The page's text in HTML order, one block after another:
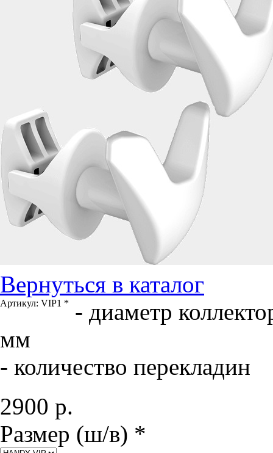
Вернуться в каталог
Артикул: VIP1 *
- диаметр
мм
- количество перекладин
2900 р.
Размер (ш/в) *